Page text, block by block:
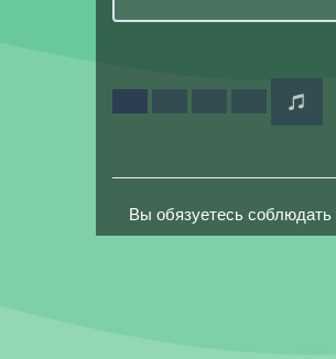
Вы обязуетесь соблюдать